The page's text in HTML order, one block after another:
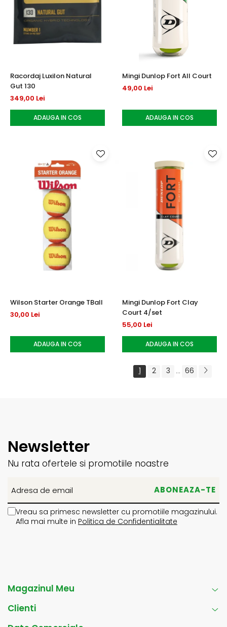
Racordaj Luxilon Natural
Gut 130
349,00 Lei
ADAUGA IN COS
Mingi Dunlop Fort All Court
49,00 Lei
ADAUGA IN COS
Wilson Starter Orange TBall
30,00 Lei
ADAUGA IN COS
Mingi Dunlop Fort Clay
Court 4/set
55,00 Lei
ADAUGA IN COS
1 2 3 ... 66
Newsletter
Nu rata ofertele si promotiile noastre
Vreau sa primesc newsletter cu promotiile magazinului.
Afla mai multe in Politica de Confidentialitate
Magazinul Meu
Clienti